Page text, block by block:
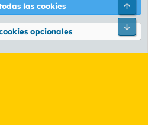
Política de privacidad Ayuda
2010-2026 XenForo Ltd.
las cookies
opcionales
Pie